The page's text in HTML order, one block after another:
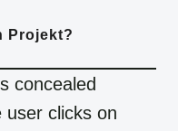
Projekt?
concealed
user clicks on